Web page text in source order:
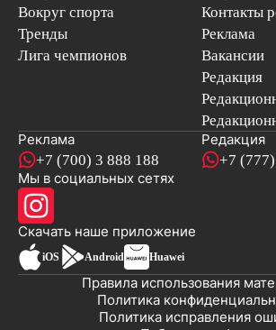
Вокруг спорта
Тренды
Лига чемпионов
Контакты
Реклама
Вакансии
Редакция
Реклама
+7 (700) 3 888 188
Редакция
+7
Мы в социальных сетях
Скачать наше приложениеновостей
iOS Android Huawei
Политика исправления
Политика
Правила использования